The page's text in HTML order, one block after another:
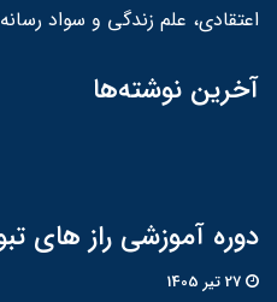
اعتقادی، علم زندگی و سواد
آخرین نوشته‌ها
دوره آموزشی راز های